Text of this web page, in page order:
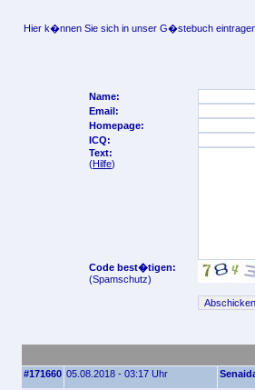
Hier k�nnen Sie sich in unser G�stebuch
Name:
Email:
Homepage:
ICQ:
Text:
(Hilfe)
Code best�tigen:
(Spamschutz)
#171660 05.08.2018 - 03:17 Uhr